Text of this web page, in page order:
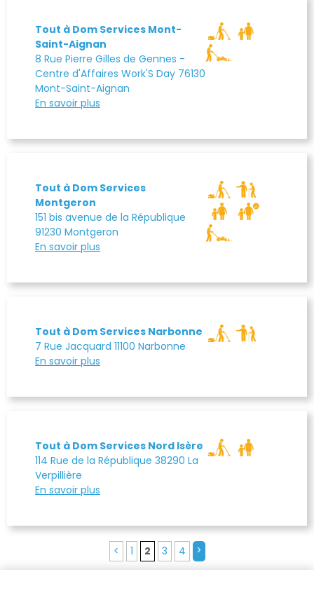
Tout à Dom Services Mont-
Saint-Aignan
8 Rue Pierre Gilles de Gennes -
Centre d'Affaires Work'S Day 76130
Mont-Saint-Aignan
En savoir plus
Tout à Dom Services
Montgeron
151 bis avenue de la République
91230 Montgeron
En savoir plus
Tout à Dom Services Narbonne
7 Rue Jacquard 11100 Narbonne
En savoir plus
Tout à Dom Services Nord Isère
114 Rue de la République 38290 La
Verpillière
En savoir plus
< 1 2 3 4 >